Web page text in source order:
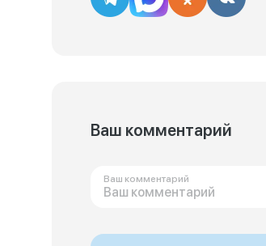
Ваш комментарий
Ваш комментарий